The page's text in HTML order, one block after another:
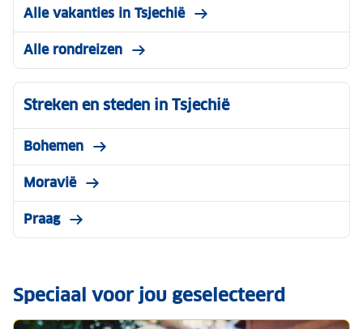
Alle vakanties in Tsjechië
Alle rondreizen
Streken en steden in Tsjechië
Bohemen
Moravië
Praag
Speciaal voor jou geselecteerd